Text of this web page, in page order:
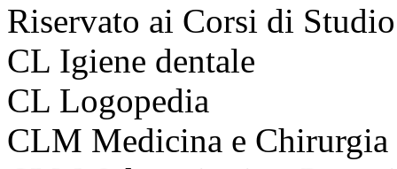
Riservato ai Corsi di
CL Igiene dentale
CL Logopedia
CLM Medicina e Chirurgia